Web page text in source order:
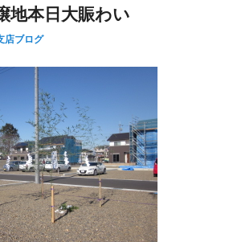
地本日大賑わい
店ブログ